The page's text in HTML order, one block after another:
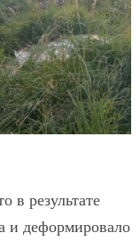
в результате
и деформировало